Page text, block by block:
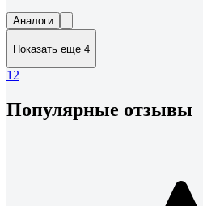
Аналоги
Показать еще 4
1 2
Популярные отзывы